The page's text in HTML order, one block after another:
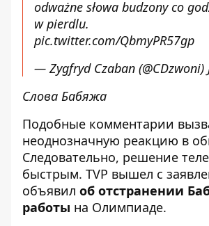
odważne słowa budzony co
w pierdlu.
pic.twitter.com/QbmyPR57gp
— Zygfryd Czaban (@CDzwoni)
Слова Бабяжа
Подобные комментарии
неоднозначную реакцию в
Следовательно, решение
быстрым. TVP вышел с
объявил об отстранении
работы на Олимпиаде.